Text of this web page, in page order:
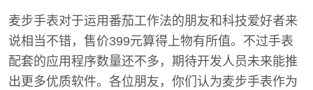
麦步手表对于运用番茄工作法的朋友和科技爱好者来
说相当不错，售价399元算得上物有所值。不过手表
配套的应用程序数量还不多，期待开发人员未来能推
出更多优质软件。各位朋友，你们认为麦步手表作为